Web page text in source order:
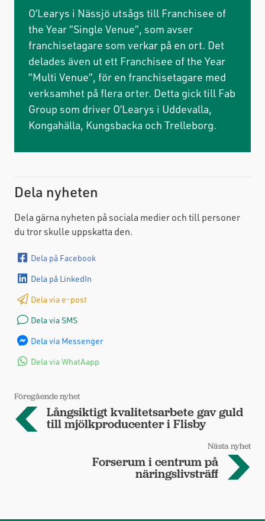
O’Learys i Nässjö utsågs till Franchisee of
the Year ”Single Venue”, som avser
franchisetagare som verkar på en ort. Det
delades även ut ett Franchisee of the Year
”Multi Venue”, för en franchisetagare med
verksamhet på flera orter. Detta gick till Fab
Group som driver O’Learys i Uddevalla,
Kongahälla, Kungsbacka och Trelleborg.
Dela nyheten
Dela gärna nyheten på sociala medier och till personer
du tror skulle uppskatta den.
Dela på Facebook
Dela på LinkedIn
Dela via e-post
Dela via SMS
Dela via Messenger
Dela via WhatAapp
Föregående nyhet
Långsiktigt kvalitetsarbete gav guld
till mjölkproducenter i Flisby
Nästa nyhet
Forserum i centrum på
näringslivsträff